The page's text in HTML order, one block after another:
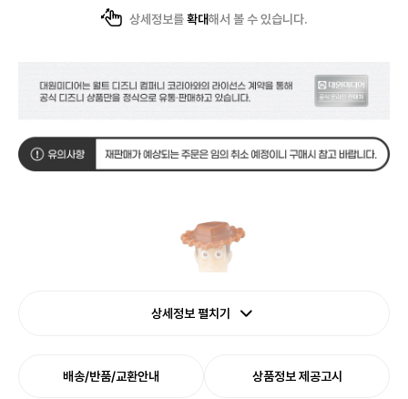
상세정보를확대해서 볼 수 있습니다.
상세정보 펼치기
배송/반품/교환안내 상품정보 제공고시